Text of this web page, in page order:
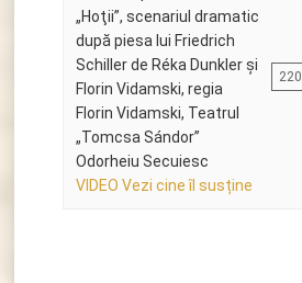
„Hoţii”, scenariul dramatic
după piesa lui Friedrich
Schiller de Réka Dunkler și
Florin Vidamski, regia
Florin Vidamski, Teatrul
„Tomcsa Sándor”
Odorheiu Secuiesc
VIDEO Vezi cine îl susține